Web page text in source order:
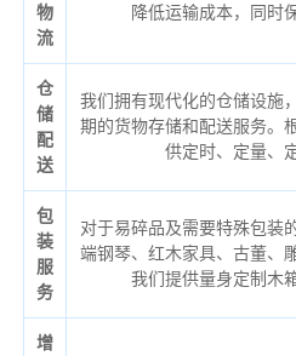
物
流
降低运输成本，同时
仓
储
配
送
我们拥有现代化的仓储设施
期的货物存储和配送服务。
供定时、定量、
包
装
服
务
对于易碎品及需要特殊包装
端钢琴、红木家具、古董、
我们提供量身定制木
增